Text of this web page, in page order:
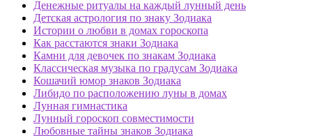
Денежные ритуалы на каждый лунный день
Детская астрология по знаку Зодиака
Истории о любви в домах гороскопа
Как расстаются знаки Зодиака
Камни для девочек по знакам Зодиака
Классическая музыка по градусам Зодиака
Кошачий юмор знаков Зодиака
Либидо по расположению луны в домах
Лунная гимнастика
Лунный гороскоп совместимости
Любовные тайны знаков Зодиака